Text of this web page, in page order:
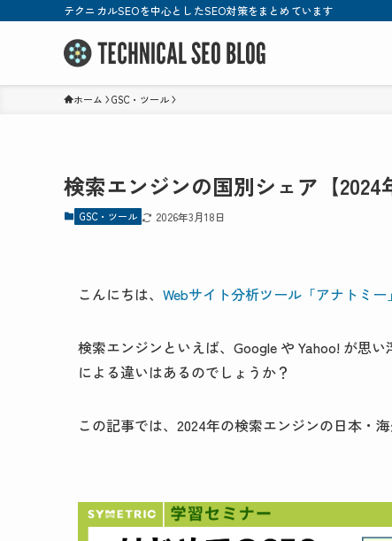
テクニカルSEOを中心としたSEO対策をまとめています
ホーム GSC・ツール
検索エンジンの国別シェア【2024
GSC・ツール 2026年3月18日
こんにちは、 Webサイト分析ツール 「アナトミー」
検索エンジンといえば、Google や Yahoo! が思
による違いはあるのでしょうか？
この記事では、2024年の検索エンジンの日本・